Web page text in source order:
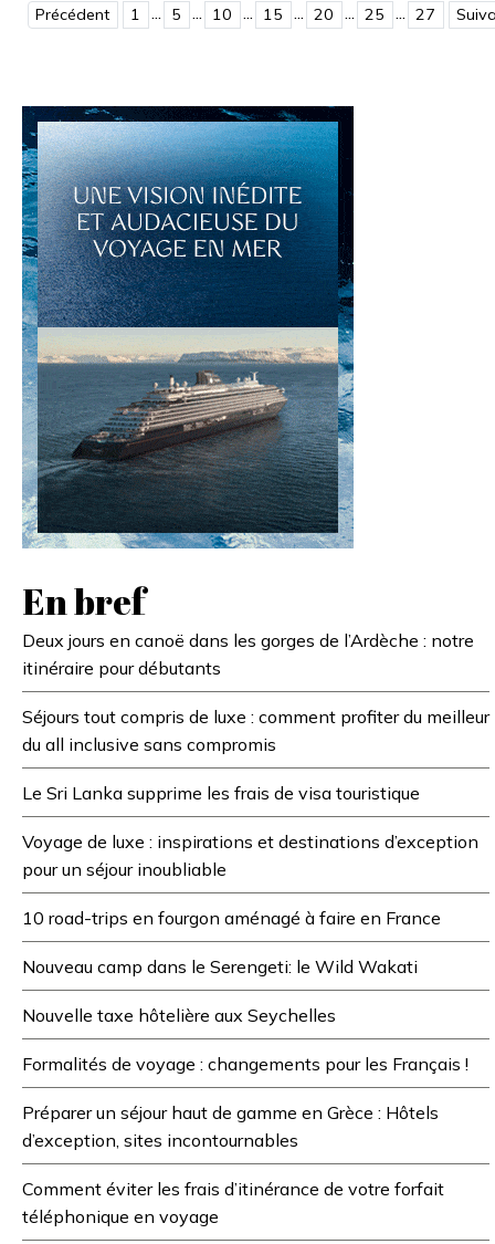
Précédent 1 5 10 15 20 25 27
En bref
Deux jours en canoë dans les gorges de l’Ardèche : notre
itinéraire pour débutants
Séjours tout compris de luxe : comment profiter du meilleur
du all inclusive sans compromis
Le Sri Lanka supprime les frais de visa touristique
Voyage de luxe : inspirations et destinations d’exception
pour un séjour inoubliable
10 road-trips en fourgon aménagé à faire en France
Nouveau camp dans le Serengeti: le Wild Wakati
Nouvelle taxe hôtelière aux Seychelles
Formalités de voyage : changements pour les Français !
Préparer un séjour haut de gamme en Grèce : Hôtels
d’exception, sites incontournables
Comment éviter les frais d’itinérance de votre forfait
téléphonique en voyage